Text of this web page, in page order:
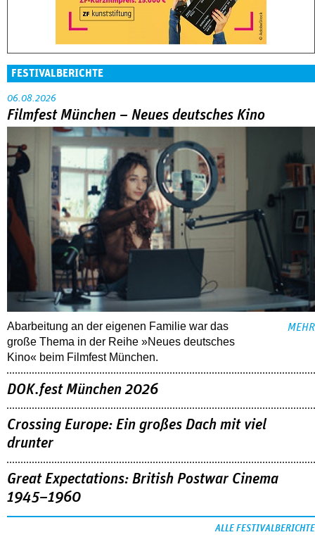
FESTIVALBERICHTE
06.08.2026
Filmfest München – Neues deutsches Kino
Abarbeitung an der eigenen Familie war das
große Thema in der Reihe »Neues deutsches
Kino« beim Filmfest München.
MEHR
DOK.fest München 2026
Crossing Europe: Ein großes Dach mit viel
drunter
Great Expectations: British Postwar Cinema
1945–1960
ALLE FESTIVALBERICHTE